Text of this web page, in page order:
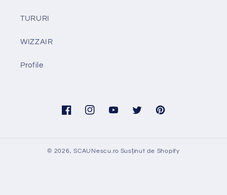
TURURI
WIZZAIR
Profile
FacebookInstagramYouTubeTwitter Pinterest
© 2026,SCAUNescu.ro Susținut de Shopify